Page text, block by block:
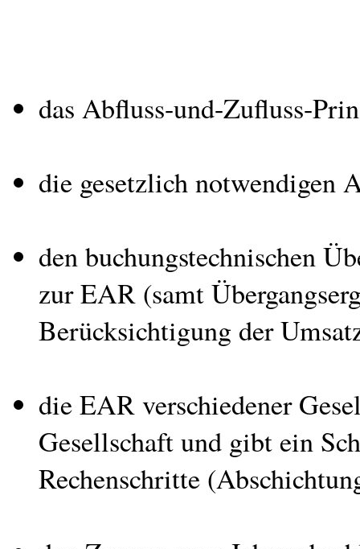
das Abfluss-und-Zufluss-
die gesetzlich notwendigen
den buchungstechnischen
zur EAR (samt
Berücksichtigung der
die EAR verschiedener
Gesellschaft und gibt ein
Rechenschritte